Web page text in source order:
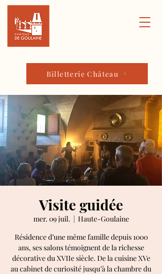
Billetterie Château
Visite guidée
mer. 09 juil.
  |
Haute-Goulaine
Résidence d’une même famille depuis 1000
ans, ses salons témoignent de la richesse
décorative du XVIIe siècle. De la cuisine XVe
au cabinet de curiosité jusqu’à la chambre du